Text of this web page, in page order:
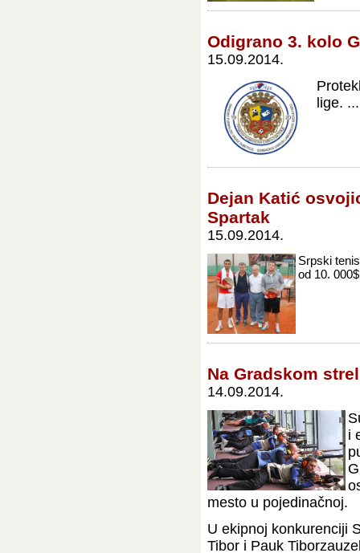
Odigrano 3. kolo
15.09.2014.
lige. ...
Dejan Katić
Spartak
15.09.2014.
Srpski
od 10. 000$
Na Gradskom
14.09.2014.
i
mesto u pojedinačnoj.
U ekipnoj konkurenciji
Tibor i Pauk